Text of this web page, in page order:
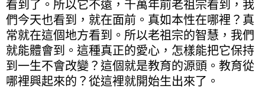
看到了。所以它不遠，千萬年前老祖宗看到，我
們今天也看到，就在面前。真如本性在哪裡？真
常就在這個地方看到。所以老祖宗的智慧，我們
就能體會到。這種真正的愛心，怎樣能把它保持
到一生不會改變？這個就是教育的源頭。教育從
哪裡興起來的？從這裡就開始生出來了。